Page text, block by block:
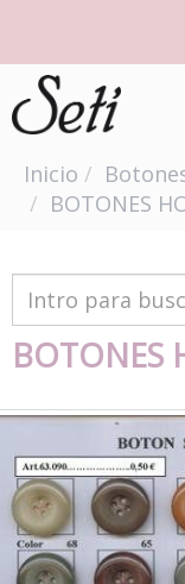
Inicio
BOTONES
BOTONES